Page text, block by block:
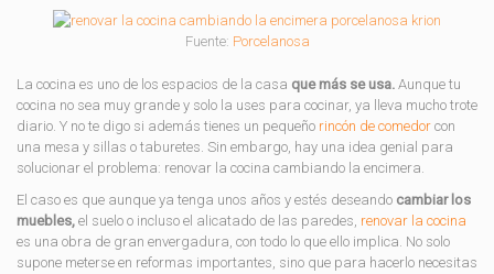
Fuente: Porcelanosa
La cocina es uno de los espacios de la casa que más se usa. Aunque tu
cocina no sea muy grande y solo la uses para cocinar, ya lleva mucho trote
diario. Y no te digo si además tienes un pequeño rincón de comedor con
una mesa y sillas o taburetes. Sin embargo, hay una idea genial para
solucionar el problema: renovar la cocina cambiando la encimera.
El caso es que aunque ya tenga unos años y estés deseando cambiar los
muebles, el suelo o incluso el alicatado de las paredes, renovar la cocina
es una obra de gran envergadura, con todo lo que ello implica. No solo
supone meterse en reformas importantes, sino que para hacerlo necesitas